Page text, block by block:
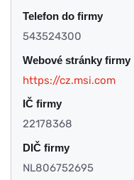
Telefon do firmy
543524300
Webové stránky firmy
https://cz.msi.com
IČ firmy
22178368
DIČ firmy
NL806752695